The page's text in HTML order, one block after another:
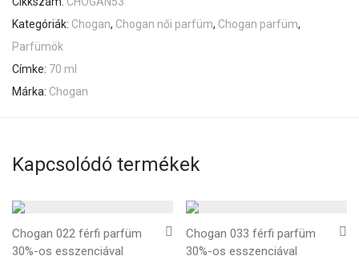
Kategóriák: Chogan, Chogan női parfüm, Chogan parfüm,
Parfümök
Címke: 70 ml
Márka: Chogan
Kapcsolódó termékek
Chogan 022 férfi parfüm
30%-os esszenciával
Chogan 033 férfi parfüm
30%-os esszenciával